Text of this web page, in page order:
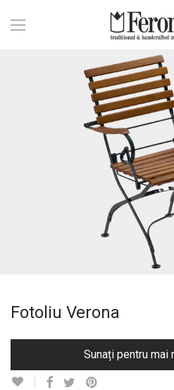
Fotoliu Verona
Sunați pentru mai